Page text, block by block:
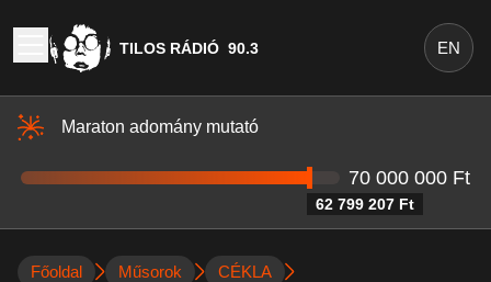
TILOS RÁDIÓ 90.3 EN
Maraton adomány mutató
62 799 207 Ft
70 000 000 Ft
Főoldal Műsorok CÉKLA